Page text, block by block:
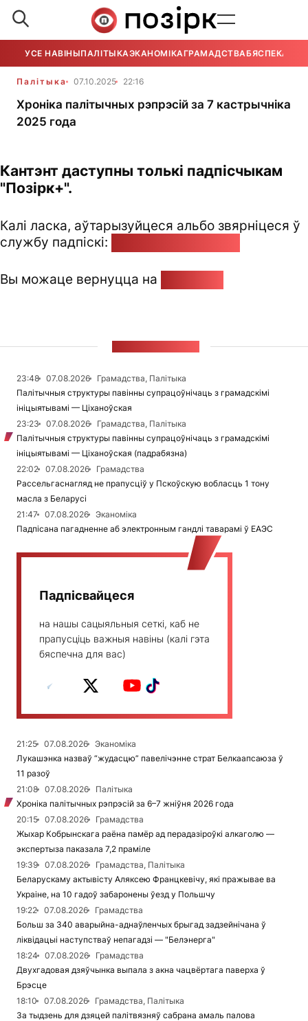
УСЕ НАВІНЫПАЛІТЫКАЭКАНОМІКАГРАМАДСТВАБЯСПЕКА
Палітыка 07.10.2025 22:16
Хроніка палітычных рэпрэсій за 7 кастрычніка
2025 года
Кантэнт даступны толькі падпісчыкам
"Позірк+".
Калі ласка, аўтарызуйцеся альбо звярніцеся ў
службу падпіскі:
Вы можаце вернуцца на
23:48 07.08.2026
Грамадства, Палітыка
Палітычныя структуры павінны супрацоўнічаць з грамадскімі
ініцыятывамі — Ціханоўская
23:23
07.08.2026
Грамадства, Палітыка
Палітычныя структуры павінны супрацоўнічаць з грамадскімі
ініцыятывамі — Ціханоўская (падрабязна)
22:02
07.08.2026
Грамадства
Рассельгаснагляд не прапусціў у Пскоўскую вобласць 1 тону
масла з Беларусі
21:47
07.08.2026
Эканоміка
Падпісана пагадненне аб электронным гандлі таварамі ў ЕАЭС
Падпісвайцеся
на нашы сацыяльныя сеткі, каб не
прапусціць важныя навіны (калі гэта
бяспечна для вас)
21:25 07.08.2026
Эканоміка
Лукашэнка назваў “жудасцю” павелічэнне страт Белкаапсаюза ў
11 разоў
21:08
07.08.2026
Палітыка
Хроніка палітычных рэпрэсій за 6–7 жніўня 2026 года
20:15
07.08.2026
Грамадства
Жыхар Кобрынскага раёна памёр ад перадазіроўкі алкаголю —
экспертыза паказала 7,2 праміле
19:39
07.08.2026
Грамадства, Палітыка
Беларускаму актывісту Аляксею Францкевічу, які пражывае ва
Украіне, на 10 гадоў забаронены ўезд у Польшчу
19:22
07.08.2026
Грамадства
Больш за 340 аварыйна-аднаўленчых брыгад задзейнічана ў
ліквідацыі наступстваў непагадзі — "Белэнерга"
18:24
07.08.2026
Грамадства
Двухгадовая дзяўчынка выпала з акна чацвёртага паверха ў
Брэсце
18:10
07.08.2026
Грамадства, Палітыка
За тыдзень для дзяцей палітвязняў сабрана амаль палова